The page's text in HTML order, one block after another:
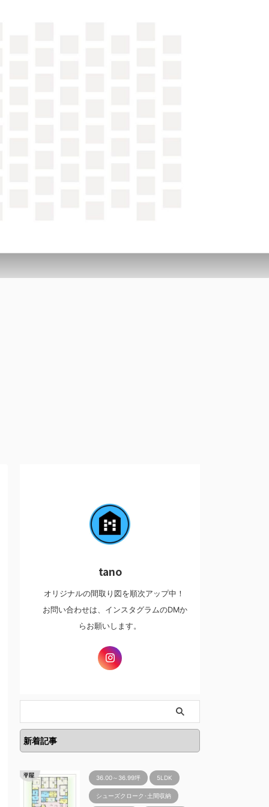
tano
オリジナルの間取り図を順次アップ中！
お問い合わせは、インスタグラムのDMか
らお願いします。
新着記事
36.00～36.99坪 5LDK
シューズクローク･土間収納